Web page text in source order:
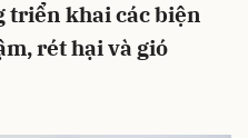
triển khai các biện
rét hại và gió